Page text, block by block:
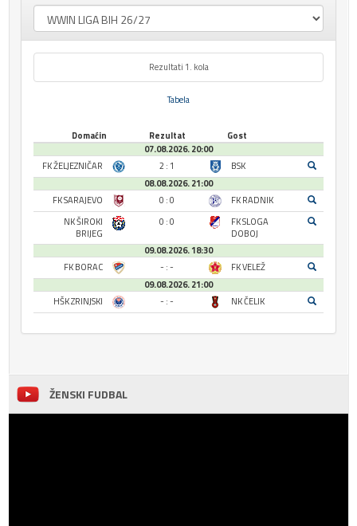
Rezultati 1. kola
Tabela
Domaćin Rezultat
Gost
07.08.2026. 20:00
FK ŽELJEZNIČAR
2 : 1
BSK
08.08.2026. 21:00
FK SARAJEVO
0 : 0
FK RADNIK
NK ŠIROKI
BRIJEG
0 : 0
FK SLOGA
DOBOJ
09.08.2026. 18:30
FK BORAC
- : -
FK VELEŽ
09.08.2026. 21:00
HŠK ZRINJSKI
- : - NK ČELIK
ŽENSKI FUDBAL